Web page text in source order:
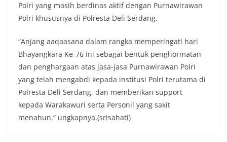
Polri yang masih berdinas aktif dengan Purnawirawan
Polri khususnya di Polresta Deli Serdang.
“Anjang aaqaasana dalam rangka memperingati hari
Bhayangkara Ke-76 ini sebagai bentuk penghormatan
dan penghargaan atas jasa-jasa Purnawirawan Polri
yang telah mengabdi kepada institusi Polri terutama di
Polresta Deli Serdang, dan memberikan support
kepada Warakawuri serta Personil yang sakit
menahun,” ungkapnya.(srisahati)